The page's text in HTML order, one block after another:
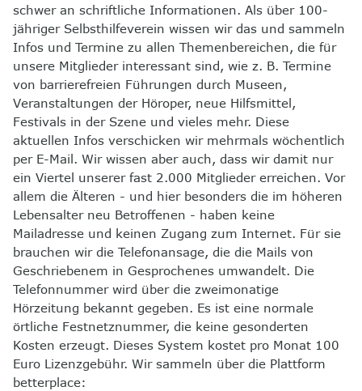
schwer an schriftliche Informationen. Als über 100-
jähriger Selbsthilfeverein wissen wir das und sammeln
Infos und Termine zu allen Themenbereichen, die für
unsere Mitglieder interessant sind, wie z. B. Termine
von barrierefreien Führungen durch Museen,
Veranstaltungen der Höroper, neue Hilfsmittel,
Festivals in der Szene und vieles mehr. Diese
aktuellen Infos verschicken wir mehrmals wöchentlich
per E-Mail. Wir wissen aber auch, dass wir damit nur
ein Viertel unserer fast 2.000 Mitglieder erreichen. Vor
allem die Älteren - und hier besonders die im höheren
Lebensalter neu Betroffenen - haben keine
Mailadresse und keinen Zugang zum Internet. Für sie
brauchen wir die Telefonansage, die die Mails von
Geschriebenem in Gesprochenes umwandelt. Die
Telefonnummer wird über die zweimonatige
Hörzeitung bekannt gegeben. Es ist eine normale
örtliche Festnetznummer, die keine gesonderten
Kosten erzeugt. Dieses System kostet pro Monat 100
Euro Lizenzgebühr. Wir sammeln über die Plattform
betterplace: